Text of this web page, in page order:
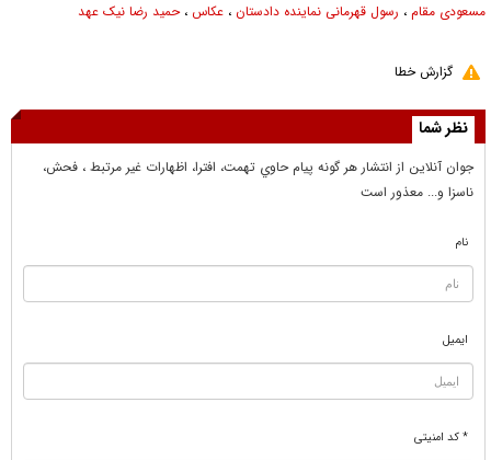
مسعودی مقام ، رسول قهرمانی نماینده دادستان ، عکاس ،حمید رضا نیک عهد
گزارش خطا
نظر شما
جوان آنلاين از انتشار هر گونه پيام حاوي تهمت، افترا، اظهارات غير مرتبط ، فحش،
ناسزا و... معذور است
نام
ایمیل
* کد امنیتی